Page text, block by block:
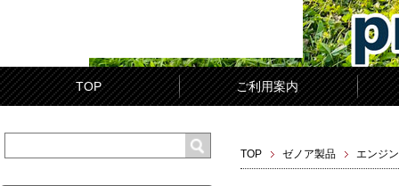
TOP ご利用案内
TOP ゼノア製品 エンジ